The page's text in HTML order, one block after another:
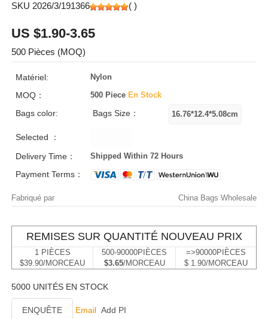
SKU 2026/3/191366 ( )
US $1.90-3.65
500 Pièces (MOQ)
Matériel: Nylon
MOQ： 500 Piece En Stock
Bags color: Bags Size：
Selected ：
Delivery Time：
Shipped Within 72 Hours
Payment Terms：
Fabriqué par China Bags Wholesale
REMISES SUR QUANTITÉ NOUVEAU PRIX
1 PIÈCES
$39.90/MORCEAU
500-90000PIÈCES
$3.65/MORCEAU
=>90000PIÈCES
$ 1.90/MORCEAU
5000 UNITÉS EN STOCK
ENQUÊTE Email Add PI